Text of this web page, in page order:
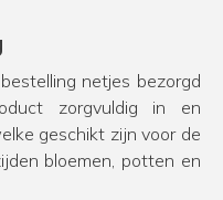
netjes bezorgd
zorgvuldig in en
geschikt zijn voor de
bloemen, potten en